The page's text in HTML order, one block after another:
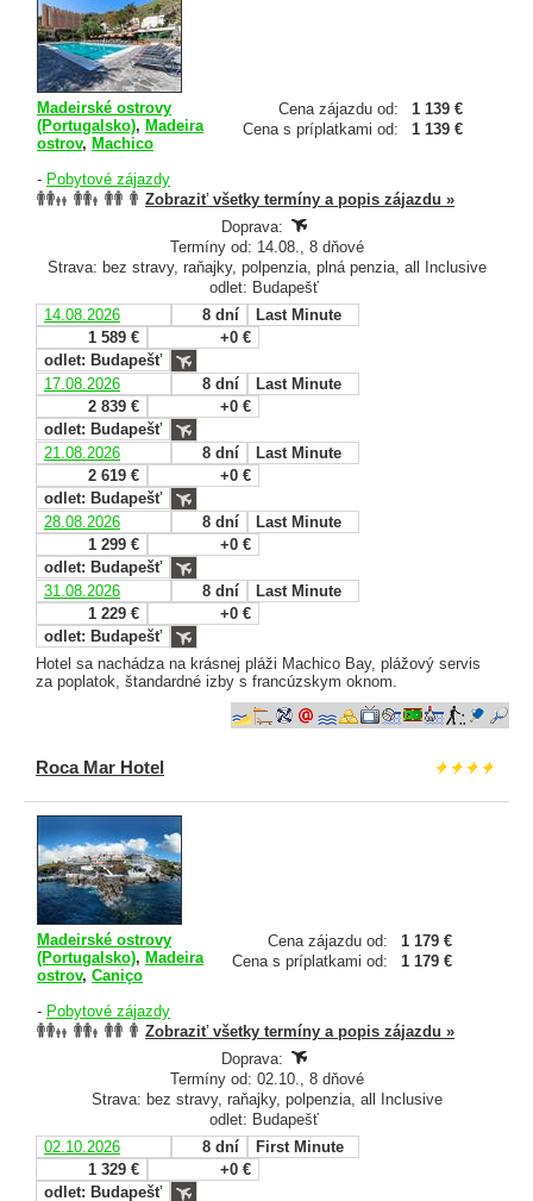
Cena zájazdu od:
1 139 €
Cena s príplatkami od:
1 139 €
Madeirské ostrovy
(Portugalsko), Madeira
ostrov, Machico
- Pobytové zájazdy
Zobraziť všetky termíny a popis zájazdu »
Doprava:
Termíny od: 14.08., 8 dňové
Strava: bez stravy, raňajky, polpenzia, plná penzia, all Inclusive
odlet: Budapešť
14.08.2026
8 dní
Last Minute
1 589 €
+0 €
odlet: Budapešť
17.08.2026
8 dní
Last Minute
2 839 €
+0 €
odlet: Budapešť
21.08.2026
8 dní
Last Minute
2 619 €
+0 €
odlet: Budapešť
28.08.2026
8 dní
Last Minute
1 299 €
+0 €
odlet: Budapešť
31.08.2026
8 dní
Last Minute
1 229 €
+0 €
odlet: Budapešť
Hotel sa nachádza na krásnej pláži Machico Bay, plážový servis
za poplatok, štandardné izby s francúzskym oknom.
Roca Mar Hotel
Cena zájazdu od:
1 179 €
Cena s príplatkami od:
1 179 €
Madeirské ostrovy
(Portugalsko), Madeira
ostrov, Caniço
- Pobytové zájazdy
Zobraziť všetky termíny a popis zájazdu »
Doprava:
Termíny od: 02.10., 8 dňové
Strava: bez stravy, raňajky, polpenzia, all Inclusive
odlet: Budapešť
02.10.2026
8 dní
First Minute
1 329 €
+0 €
odlet: Budapešť